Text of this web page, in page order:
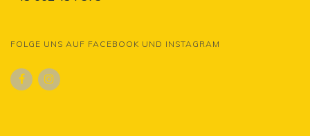
FOLGE UNS AUF FACEBOOK UND INSTAGRAM